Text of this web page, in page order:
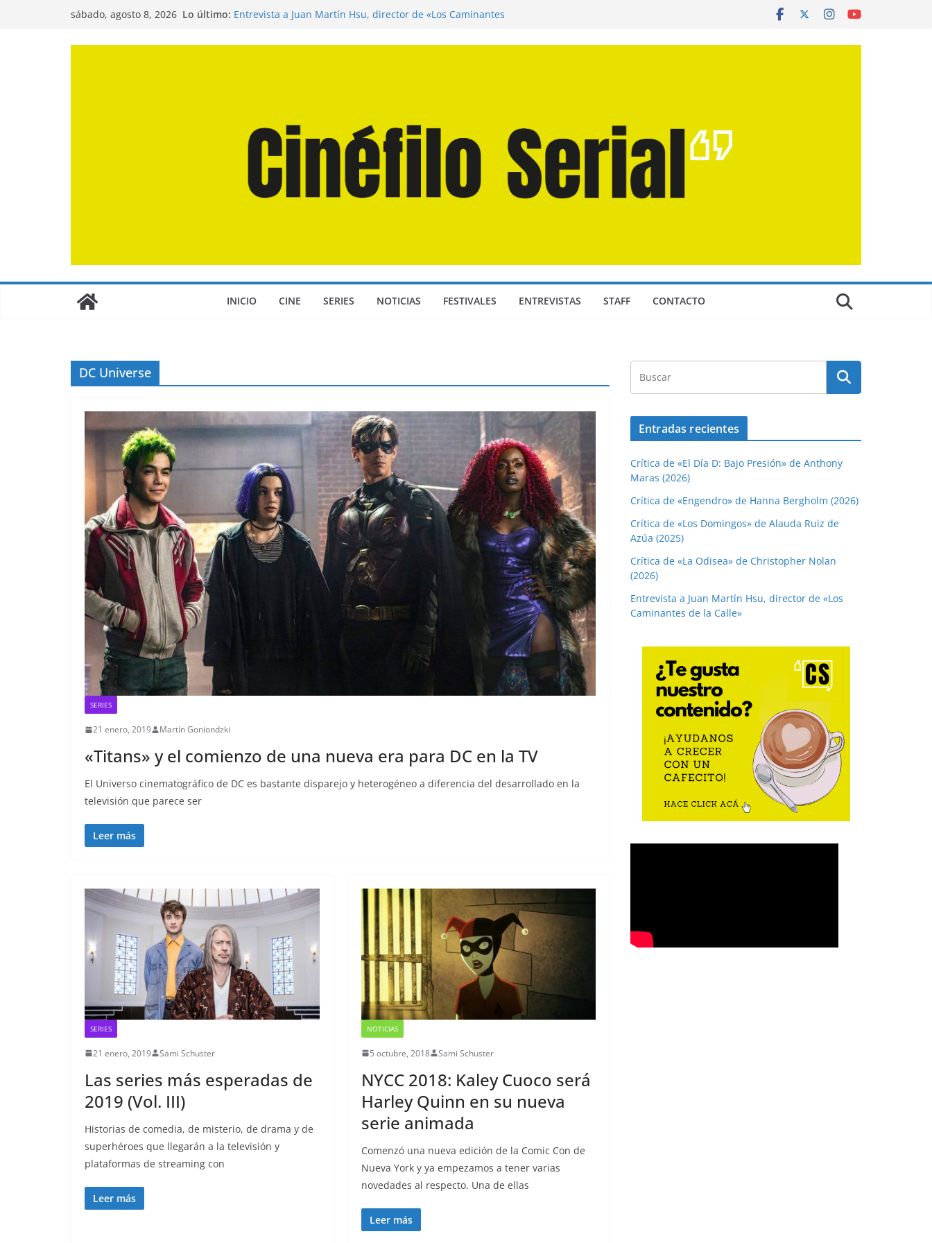
sábado, agosto 8, 2026 Lo último: Entrevista a Juan Martín Hsu, director de «Los Caminantes
INICIO CINE SERIES NOTICIAS FESTIVALES ENTREVISTAS STAFF CONTACTO
DC Universe
SERIES
21 enero, 2019 Martín Goniondzki
«Titans» y el comienzo de una nueva era para DC en la TV
El Universo cinematográfico de DC es bastante disparejo y heterogéneo a diferencia del desarrollado en la
televisión que parece ser
Leer más
SERIES
21 enero, 2019 Sami Schuster
Las series más esperadas de
2019 (Vol. III)
Historias de comedia, de misterio, de drama y de
superhéroes que llegarán a la televisión y
plataformas de streaming con
Leer más
NOTICIAS
5 octubre, 2018 Sami Schuster
NYCC 2018: Kaley Cuoco será
Harley Quinn en su nueva
serie animada
Comenzó una nueva edición de la Comic Con de
Nueva York y ya empezamos a tener varias
novedades al respecto. Una de ellas
Leer más
Entradas recientes
Crítica de «El Día D: Bajo Presión» de Anthony
Maras (2026)
Crítica de «Engendro» de Hanna Bergholm (2026)
Crítica de «Los Domingos» de Alauda Ruiz de
Azúa (2025)
Crítica de «La Odisea» de Christopher Nolan
(2026)
Entrevista a Juan Martín Hsu, director de «Los
Caminantes de la Calle»